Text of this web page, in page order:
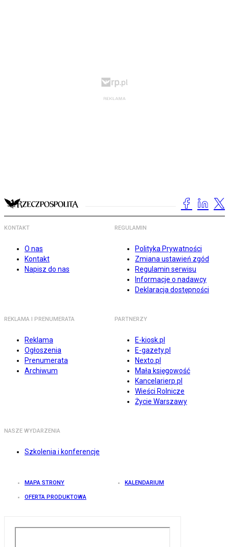
KONTAKT
O nas
Kontakt
Napisz do nas
REGULAMIN
Polityka Prywatności
Zmiana ustawień zgód
Regulamin serwisu
Informacje o nadawcy
Deklaracja dostępności
REKLAMA I PRENUMERATA
Reklama
Ogłoszenia
Prenumerata
Archiwum
PARTNERZY
E-kiosk.pl
E-gazety.pl
Nexto.pl
Mała księgowość
Kancelarierp.pl
Wieści Rolnicze
Życie Warszawy
NASZE WYDARZENIA
Szkolenia i konferencje
MAPA STRONY KALENDARIUM
OFERTA PRODUKTOWA